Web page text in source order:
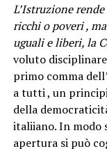
L’Istruzione
ricchi o poveri ,
uguali e liberi, la
voluto
primo comma
a tutti , un
della
italiiano. In modo
apertura si può